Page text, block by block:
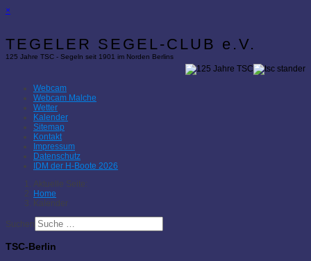
×
TEGELER SEGEL-CLUB e.V.
125 Jahre TSC - Segeln seit 1901 im Norden Berlins
Webcam
Webcam Malche
Wetter
Kalender
Sitemap
Kontakt
Impressum
Datenschutz
IDM der H-Boote 2026
Aktuelle Seite:
Home
Kalender
Suchen
TSC-Berlin